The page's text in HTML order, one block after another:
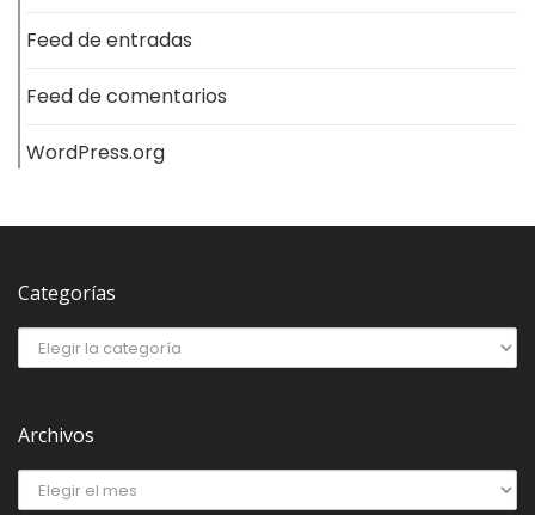
Feed de entradas
Feed de comentarios
WordPress.org
Categorías
Archivos